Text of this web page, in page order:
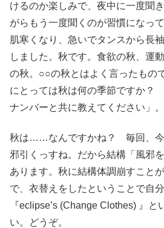
けるのか楽しみで、夜中に一度聞
がらもう一度聞くのが習慣になっ
肌寒くなり、急いでタンスから長
しました。秋です。食欲の秋、運
の秋。○○の秋とはよく言ったもの
にとっては秋は何の季節ですか？
ナンバーと共に教えてください」。
秋は……なんですかね？ 毎回、今
邪引くっすね。だから結構「風邪
あります。秋に結構体調崩すこと
で、衣替えをしたということで自
『eclipse’s (Change Clothes) 』と
い。どうぞ。